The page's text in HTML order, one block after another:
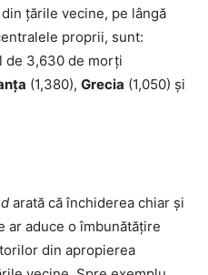
țările vecine, pe lângă
proprii, sunt:
de 3,630 de morți
(1,380), Grecia (1,050) și
arată că închiderea chiar și
ar aduce o îmbunătățire
din apropierea